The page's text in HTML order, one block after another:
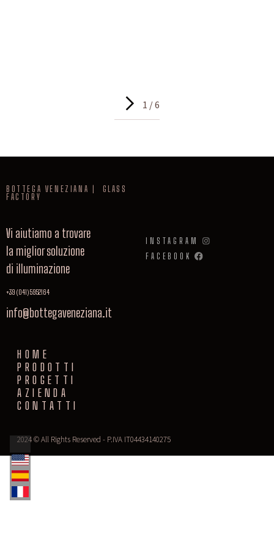
1 / 6
BOTTEGA VENEZIANA | GLASS
FACTORY
Vi aiutiamo a trovare
la miglior soluzione
di illuminazione
+39 (041) 5952164
info@bottegaveneziana.it
INSTAGRAM
FACEBOOK
HOME
PRODOTTI
PROGETTI
AZIENDA
CONTATTI
2024 © All Rights Reserved - P.IVA IT04434140275